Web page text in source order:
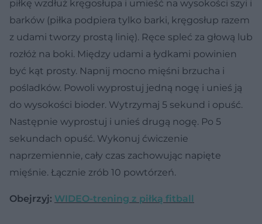
piłkę wzdłuż kręgosłupa i umieść na wysokości szyi i
barków (piłka podpiera tylko barki, kręgosłup razem
z udami tworzy prostą linię). Ręce spleć za głową lub
rozłóż na boki. Między udami a łydkami powinien
być kąt prosty. Napnij mocno mięśni brzucha i
pośladków. Powoli wyprostuj jedną nogę i unieś ją
do wysokości bioder. Wytrzymaj 5 sekund i opuść.
Następnie wyprostuj i unieś drugą nogę. Po 5
sekundach opuść. Wykonuj ćwiczenie
naprzemiennie, cały czas zachowując napięte
mięśnie. Łącznie zrób 10 powtórzeń.
Obejrzyj: WIDEO-trening z piłką fitball